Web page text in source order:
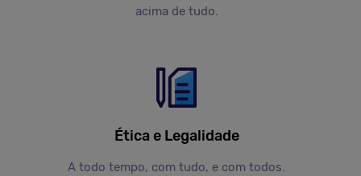
acima de tudo.
Ética e Legalidade
A todo tempo, com tudo, e com todos.